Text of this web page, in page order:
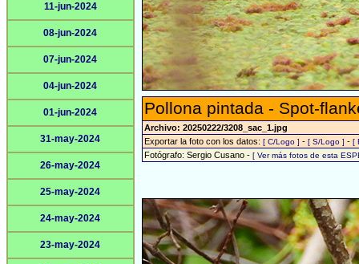
11-jun-2024
08-jun-2024
07-jun-2024
04-jun-2024
01-jun-2024
31-may-2024
26-may-2024
25-may-2024
24-may-2024
23-may-2024
Pollona pintada - Spot-
Archivo: 20250222/3208_sac_1.jpg
Exportar la foto con los datos: [ C/Logo ] - [ S/Logo ] - [
Fotógrafo: Sergio Cusano - [ Ver más fotos de esta